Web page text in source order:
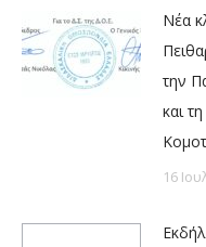
Νέα
την
και
16